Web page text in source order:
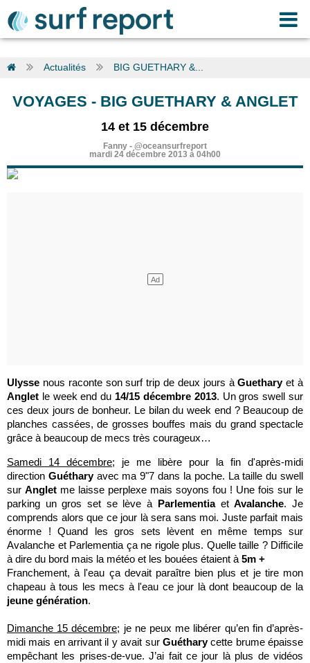
Actualités BIG GUETHARY &...
VOYAGES - BIG GUETHARY & ANGLET
14 et 15 décembre
Fanny - @oceansurfreport
mardi 24 décembre 2013 à 04h00
Ulysse nous raconte son surf trip de deux jours àGuetharyet à
Anglet le week end du 14/15 décembre 2013. Un gros swell sur
ces deux jours de bonheur. Le bilan du week end ? Beaucoup de
planches cassées, de grosses bouffes mais du grand spectacle
grâce à beaucoup de mecs très courageux…
Samedi 14 décembre; je me libère pour la fin d'après-midi
direction Guétharyavec ma 9"7 dans la poche. La taille du swell
sur Anglet me laisse perplexe mais soyons fou ! Une fois sur le
parking un gros set se lève à ParlementiaetAvalanche. Je
comprends alors que ce jour là sera sans moi. Juste parfait mais
énorme ! Quand les gros sets lèvent en même temps sur
Avalanche et Parlementia ça ne rigole plus. Quelle taille ? Difficile
à dire du bord mais la météo et les bouées étaient à 5m +
Franchement, à l'eau ça devait paraître bien plus et je tire mon
chapeau à tous les mecs à l'eau ce jour là dont beaucoup de la
jeune génération.
Dimanche 15 décembre; je ne peux me libérer qu’en fin d’après-
midi mais en arrivant il y avait sur Guétharycette brume épaisse
empêchant les prises-de-vue. J’ai fait ce jour là plus de vidéos